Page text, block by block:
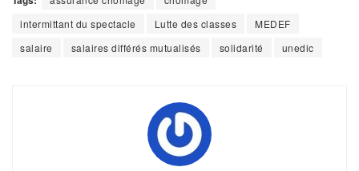
intermittant du spectacle
Lutte des classes
MEDEF
salaire
salaires différés mutualisés solidarité unedic